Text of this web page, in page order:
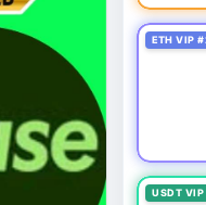
ETH VIP
USDT